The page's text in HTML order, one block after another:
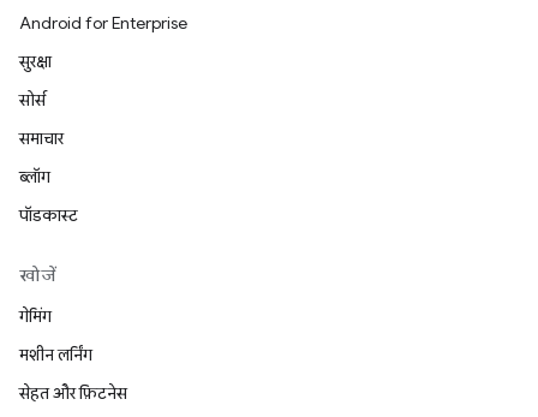
Android for Enterprise
सुरक्षा
सोर्स
समाचार
ब्लॉग
पॉडकास्ट
खोजें
गेमिंग
मशीन लर्निंग
सेहत और फ़िटनेस